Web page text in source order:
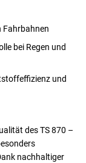
Fahrbahnen
bei Regen und
und
des TS 870 –
nachhaltiger